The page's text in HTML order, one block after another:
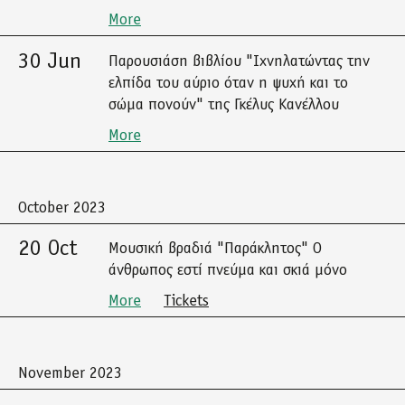
More
30 Jun
Παρουσιάση βιβλίου "Ιχνηλατώντας την
ελπίδα του αύριο όταν η ψυχή και το
σώμα πονούν" της Γκέλυς Κανέλλου
More
October 2023
20 Oct
Μουσική βραδιά "Παράκλητος" Ο
άνθρωπος εστί πνεύμα και σκιά μόνο
More
Tickets
November 2023